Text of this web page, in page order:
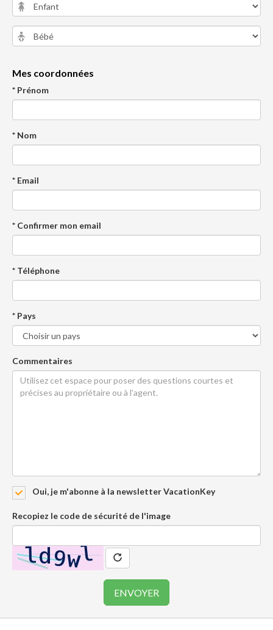
Mes coordonnées
* Prénom
* Nom
* Email
* Confirmer mon email
* Téléphone
* Pays
Commentaires
Oui, je m'abonne à la newsletter VacationKey
Recopiez le code de sécurité de l'image